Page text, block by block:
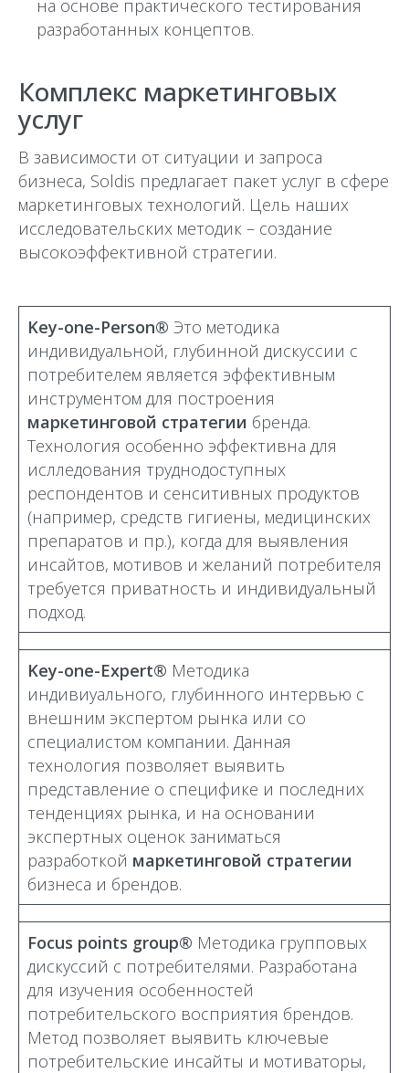
на основе практического тестирования
разработанных концептов.
Комплекс маркетинговых
услуг
В зависимости от ситуации и запроса
бизнеса, Soldis предлагает пакет услуг в сфере
маркетинговых технологий. Цель наших
исследовательских методик – создание
высокоэффективной стратегии.
Key-one-Person® Это методика
индивидуальной, глубинной дискуссии с
потребителем является эффективным
инструментом для построения
маркетинговой стратегии бренда.
Технология особенно эффективна для
ислледования труднодоступных
респондентов и сенситивных продуктов
(например, средств гигиены, медицинских
препаратов и пр.), когда для выявления
инсайтов, мотивов и желаний потребителя
требуется приватность и индивидуальный
подход.
Key-one-Expert® Методика
индивиуального, глубинного интервью с
внешним экспертом рынка или со
специалистом компании. Данная
технология позволяет выявить
представление о специфике и последних
тенденциях рынка, и на основании
экспертных оценок заниматься
разработкой маркетинговой стратегии
бизнеса и брендов.
Focus points group® Методика групповых
дискуссий с потребителями. Разработана
для изучения особенностей
потребительского восприятия брендов.
Метод позволяет выявить ключевые
потребительские инсайты и мотиваторы,